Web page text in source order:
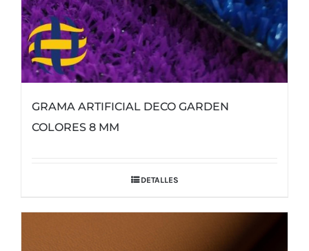
producto
GRAMA ARTIFICIAL DECO GARDEN
COLORES 8 MM
DETALLES